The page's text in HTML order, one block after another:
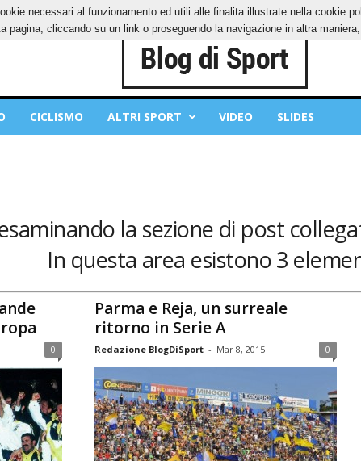
COOKIES PRIVACY POLICY
CICLISMO ALTRI SPORT VIDEO SLIDES
la sezione di post
In questa area esistono 3
0
Parma e Reja, un surreale
ritorno in Serie A
Redazione BlogDiSport - Mar 8, 2015 0
necessari al funzionamento ed utili alle finalita illustrate nella cookie
pagina, cliccando su un link o proseguendo la navigazione in altra